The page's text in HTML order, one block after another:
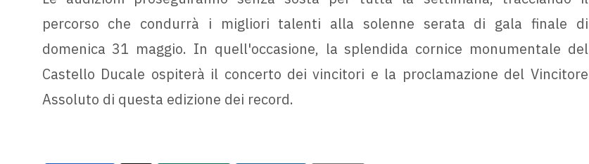
percorso che condurrà i migliori talenti alla solenne serata di gala finale di
domenica 31 maggio. In quell'occasione, la splendida cornice monumentale del
Castello Ducale ospiterà il concerto dei vincitori e la proclamazione del Vincitore
Assoluto di questa edizione dei record.